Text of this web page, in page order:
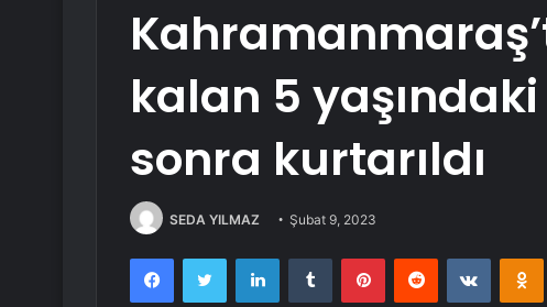
kalan 5
sonra kurtarıldı
SEDA YILMAZ Şubat 9, 2023
FacebookTwitter LinkedInTumblr PinterestReddit